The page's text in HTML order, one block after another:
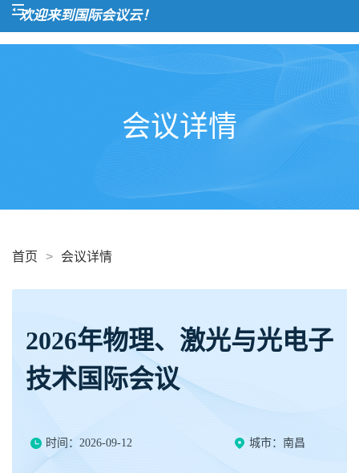
迎来到国际会议云！
会议详情
首页 > 会议详情
2026年物理、激光与光电子
技术国际会议
时间：2026-09-12 城市：南昌